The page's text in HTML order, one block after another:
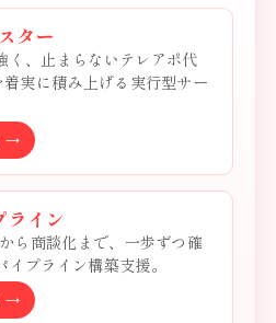
ター
く、止まらないテレアポ代
実に積み上げる実行型サー
→
イン
ら商談化まで、一歩ずつ確
プライン構築支援。
→